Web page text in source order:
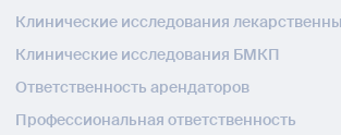
Клинические исследования
Клинические исследования БМКП
Ответственность арендаторов
Профессиональная ответственность